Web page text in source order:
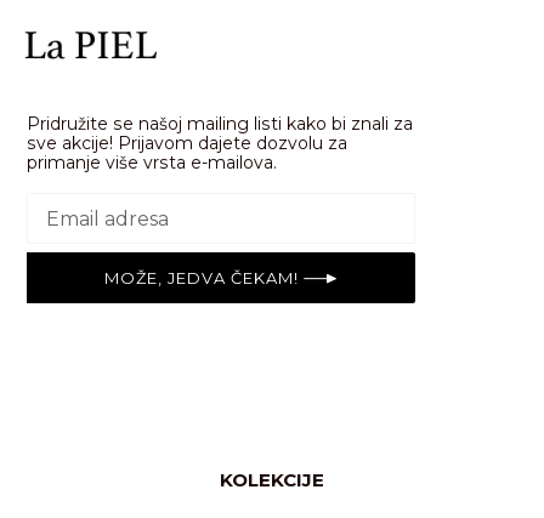
Pridružite se našoj mailing listi kako bi znali za
sve akcije! Prijavom dajete dozvolu za
primanje više vrsta e-mailova.
MOŽE, JEDVA ČEKAM!
KOLEKCIJE